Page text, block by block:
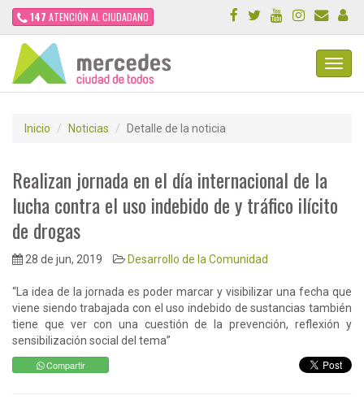
147 ATENCIÓN AL CIUDADANO
Inicio Noticias Detalle de la noticia
Realizan jornada en el día internacional de la
lucha contra el uso indebido de y tráfico ilícito
de drogas
28 de jun, 2019 Desarrollo de la Comunidad
“La idea de la jornada es poder marcar y visibilizar una fecha que
viene siendo trabajada con el uso indebido de sustancias también
tiene que ver con una cuestión de la prevención, reflexión y
sensibilización social del tema”
Compartir